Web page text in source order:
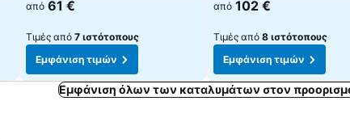
από 61 €
Τιμές από 7 ιστότοπους
Εμφάνιση τιμών
από 102 €
Τιμές από 8 ιστότοπους
Εμφάνιση τιμών
Εμφάνιση όλων των καταλυμάτων στον